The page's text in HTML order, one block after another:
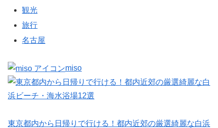
観光
旅行
名古屋
miso
東京都内から日帰りで行ける！都内近郊の厳選綺麗な白浜